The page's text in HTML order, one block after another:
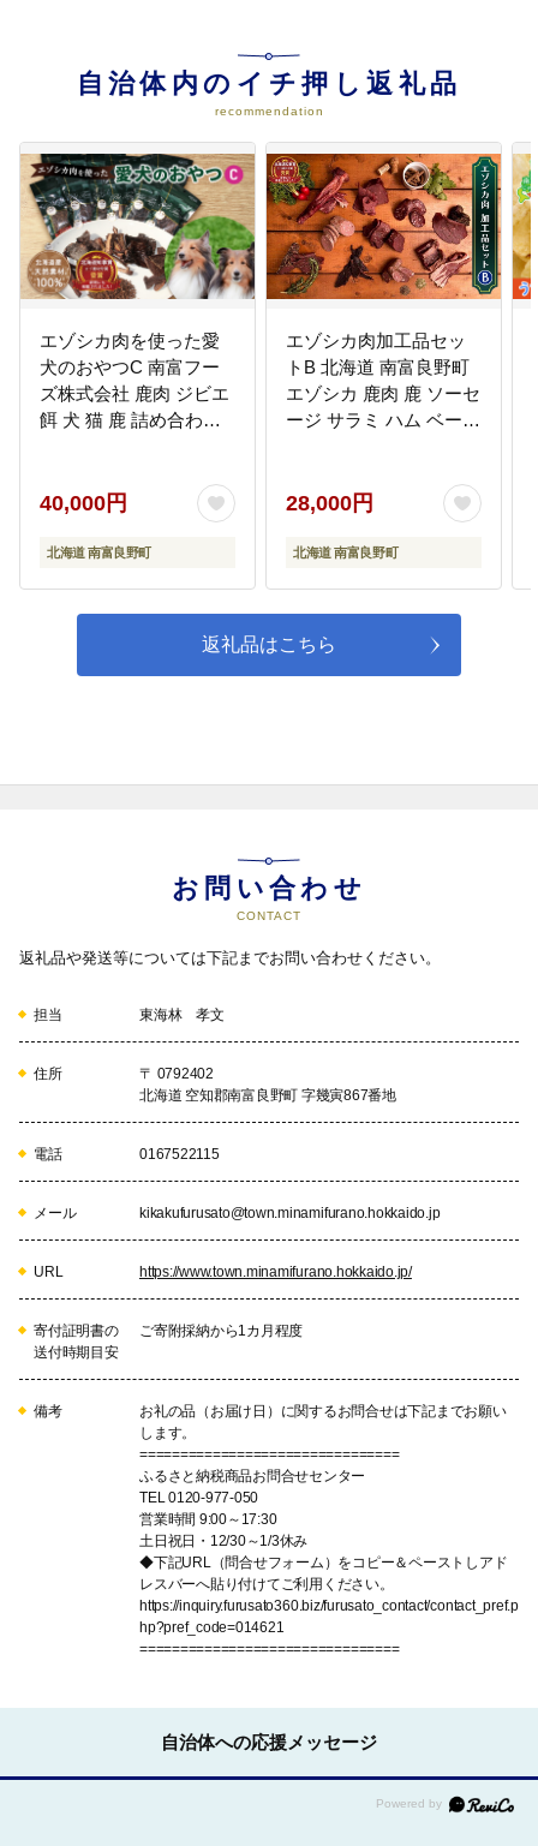
に関する事業
豊かな自然を生かしアウトドア体
験をはじめとする特色と魅力ある
た農林業や食と連携した観光事業
や新たな観光資源の掘り起こしを
推進します。
05
その他南富良野町を元気にするた
めに町長が必要と認める事業
めに町長が必要と認める事業に活
用させていただきます。
自治体内のイチ押し返礼品
recommendation
エゾシカ肉を使った愛
犬のおやつC 南富フー
ズ株式会社 鹿肉 ジビエ
餌 犬 猫 鹿 詰め合わせ
シカ 贈り物 ギフト
40,000円
北海道 南富良野町
エゾシカ肉加工品セッ
トB 北海道 南富良野町
エゾシカ 鹿肉 鹿 ソーセ
ージ サラミ ハム ベーコ
28,000円
北海道 南富良野町
返礼品はこちら
お問い合わせ
CONTACT
返礼品や発送等については下記までお問い合わせください。
担当 東海林 孝文
住所
〒 0792402
北海道 空知郡南富良野町 字幾寅867番地
電話 0167522115
メール kikakufurusato@town.minamifurano.hokkaido.jp
URL https://www.town.minamifurano.hokkaido.jp/
寄付証明書の
送付時期目安
ご寄附採納から1カ月程度
備考
お礼の品（お届け日）に関するお問合せは下記までお願い
します。
================================
ふるさと納税商品お問合せセンター
TEL 0120-977-050
営業時間 9:00～17:30
土日祝日・12/30～1/3休み
◆下記URL（問合せフォーム）をコピー＆ペーストしアド
レスバーへ貼り付けてご利用ください。
https://inquiry.furusato360.biz/furusato_contact/contact_pref.p
hp?pref_code=014621
================================
自治体への応援メッセージ